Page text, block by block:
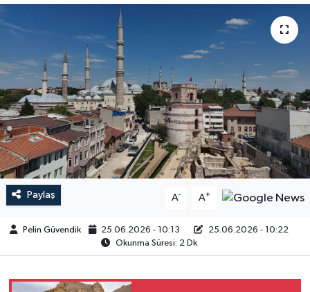
Paylaş A- A+
Pelin Güvendik 25.06.2026 - 10:13
25.06.2026 - 10:22
Okunma Süresi: 2 Dk